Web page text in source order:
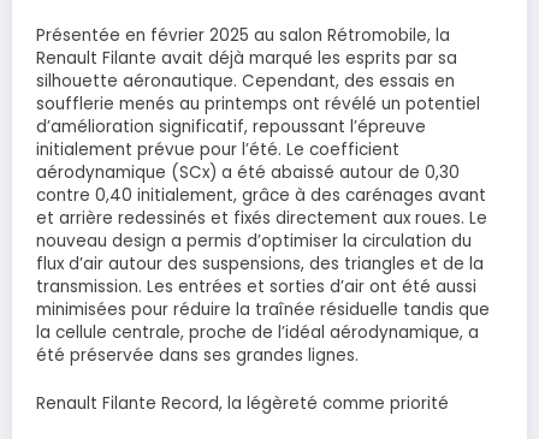
Présentée en février 2025 au salon Rétromobile, la
Renault Filante avait déjà marqué les esprits par sa
silhouette aéronautique. Cependant, des essais en
soufflerie menés au printemps ont révélé un potentiel
d’amélioration significatif, repoussant l’épreuve
initialement prévue pour l’été. Le coefficient
aérodynamique (SCx) a été abaissé autour de 0,30
contre 0,40 initialement, grâce à des carénages avant
et arrière redessinés et fixés directement aux roues. Le
nouveau design a permis d’optimiser la circulation du
flux d’air autour des suspensions, des triangles et de la
transmission. Les entrées et sorties d’air ont été aussi
minimisées pour réduire la traînée résiduelle tandis que
la cellule centrale, proche de l’idéal aérodynamique, a
été préservée dans ses grandes lignes.
Renault Filante Record, la légèreté comme priorité